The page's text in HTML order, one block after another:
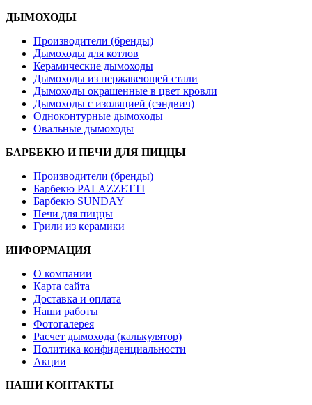
ДЫМОХОДЫ
Производители (бренды)
Дымоходы для котлов
Керамические дымоходы
Дымоходы из нержавеющей стали
Дымоходы окрашенные в цвет кровли
Дымоходы с изоляцией (сэндвич)
Одноконтурные дымоходы
Овальные дымоходы
БАРБЕКЮ И ПЕЧИ ДЛЯ ПИЦЦЫ
Производители (бренды)
Барбекю PALAZZETTI
Барбекю SUNDAY
Печи для пиццы
Грили из керамики
ИНФОРМАЦИЯ
О компании
Карта сайта
Доставка и оплата
Наши работы
Фотогалерея
Расчет дымохода (калькулятор)
Политика конфиденциальности
Акции
НАШИ КОНТАКТЫ